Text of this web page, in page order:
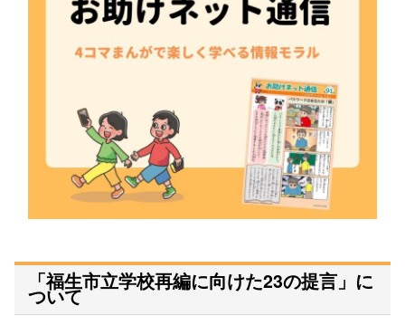
「福生市立学校再編に向けた23の提言」に
ついて